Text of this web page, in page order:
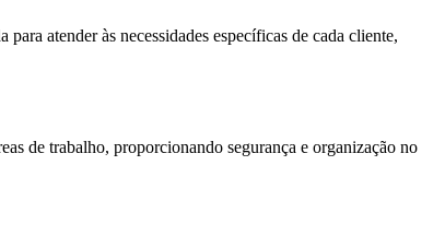
atender às necessidades específicas de cada cliente,
de trabalho, proporcionando segurança e organização no